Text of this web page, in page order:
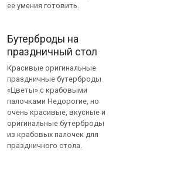
ее умения готовить.
Бутерброды на
праздничный стол
Красивые оригинальные
праздничные бутерброды
«Цветы» с крабовыми
палочками Недорогие, но
очень красивые, вкусные и
оригинальные бутерброды
из крабовых палочек для
праздничного стола.